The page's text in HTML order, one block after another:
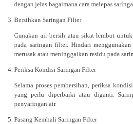
dengan jelas bagaimana cara melepas
Bersihkan Saringan Filter
Gunakan air bersih atau sikat lembut
pada saringan filter. Hindari
merusak atau meninggalkan residu pada
Periksa Kondisi Saringan Filter
Selama proses pembersihan, periksa
yang perlu diperbaiki atau diganti.
penyaringan air.
Pasang Kembali Saringan Filter